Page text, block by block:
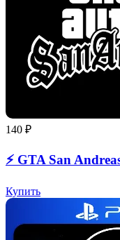
140 ₽
⚡️ GTA San
Купить